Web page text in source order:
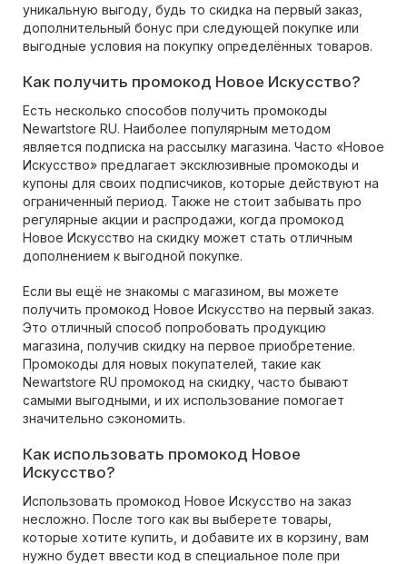
уникальную выгоду, будь то скидка на первый заказ,
дополнительный бонус при следующей покупке или
выгодные условия на покупку определённых товаров.
Как получить промокод Новое Искусство?
Есть несколько способов получить промокоды
Newartstore RU. Наиболее популярным методом
является подписка на рассылку магазина. Часто «Новое
Искусство» предлагает эксклюзивные промокоды и
купоны для своих подписчиков, которые действуют на
ограниченный период. Также не стоит забывать про
регулярные акции и распродажи, когда промокод
Новое Искусство на скидку может стать отличным
дополнением к выгодной покупке.
Если вы ещё не знакомы с магазином, вы можете
получить промокод Новое Искусство на первый заказ.
Это отличный способ попробовать продукцию
магазина, получив скидку на первое приобретение.
Промокоды для новых покупателей, такие как
Newartstore RU промокод на скидку, часто бывают
самыми выгодными, и их использование помогает
значительно сэкономить.
Как использовать промокод Новое
Искусство?
Использовать промокод Новое Искусство на заказ
несложно. После того как вы выберете товары,
которые хотите купить, и добавите их в корзину, вам
нужно будет ввести код в специальное поле при